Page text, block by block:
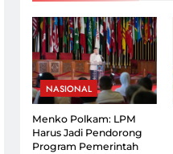
Bikin
Resign
Kerja Sama,
Riset
Perumahan
NASIONAL
Menko Polkam: LPM
Harus Jadi Pendorong
Program Pemerintah